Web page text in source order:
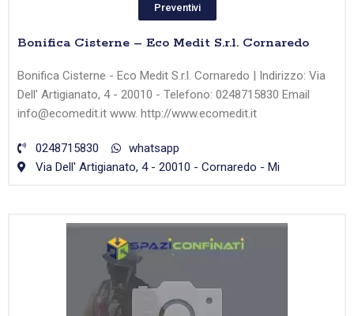
Preventivi
Bonifica Cisterne – Eco Medit S.r.l. Cornaredo
Bonifica Cisterne - Eco Medit S.r.l. Cornaredo | Indirizzo: Via
Dell' Artigianato, 4 - 20010 - Telefono: 0248715830 Email
info@ecomedit.it www. http://www.ecomedit.it
0248715830
whatsapp
Via Dell' Artigianato, 4 - 20010 - Cornaredo - Mi